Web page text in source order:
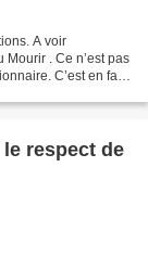
A voir
. Ce n’est pas
C’est en fait
respect de